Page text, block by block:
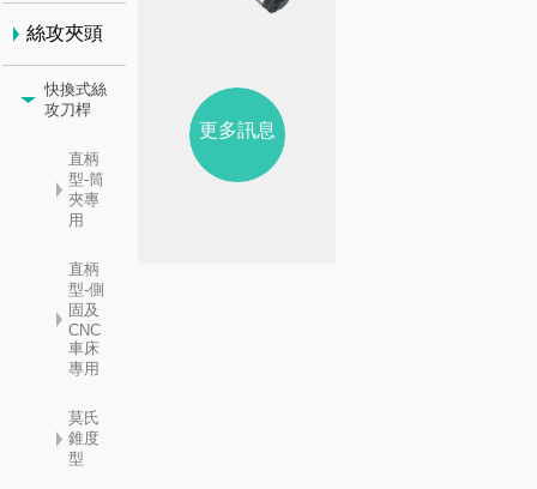
更多訊息
絲攻夾頭
快換式絲
攻刀桿
直柄
型-筒
夾專
用
直柄
型-側
固及
CNC
車床
專用
莫氏
錐度
型